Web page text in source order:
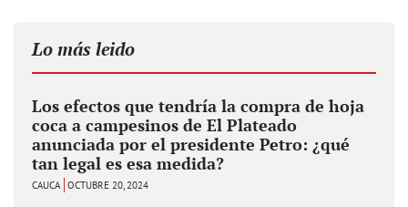
Lo más leido
Los efectos que tendría la compra de hoja
coca a campesinos de El Plateado
anunciada por el presidente Petro: ¿qué
tan legal es esa medida?
CAUCA OCTUBRE 20, 2024